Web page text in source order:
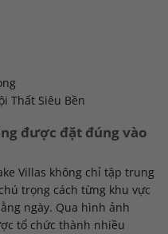
Thất Siêu Bền
được đặt đúng vào
Villas không chỉ tập trung
trọng cách từng khu vực
ngày. Qua hình ảnh
tổ chức thành nhiều